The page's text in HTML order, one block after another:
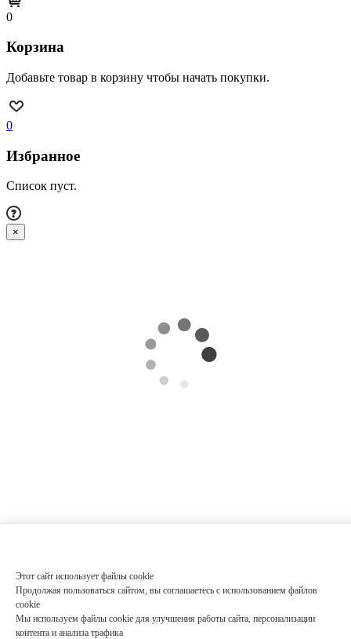
Этот сайт использует файлы cookie
Продолжая пользоваться сайтом, вы соглашаетесь с использованием файлов
cookie
Мы используем файлы cookie для улучшения работы сайта, персонализации
контента и анализа трафика
0
Корзина
Добавьте товар в корзину чтобы начать покупки.
0
Избранное
Список пуст.
×